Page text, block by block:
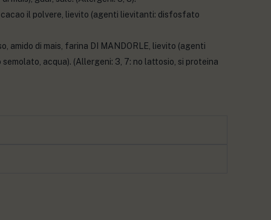
cacao il polvere, lievito (agenti lievitanti: disfosfato
amido di mais, farina DI MANDORLE, lievito (agenti
acqua). (Allergeni: 3, 7: no lattosio, si proteina